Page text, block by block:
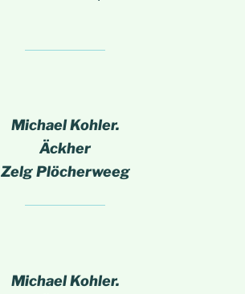
Michael Kohler.
Äckher
Zelg Plöcherweeg
Michael Kohler.